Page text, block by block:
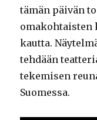
tämän päivän
omakohtaisten
kautta.
tehdään
tekemisen
Suomessa.